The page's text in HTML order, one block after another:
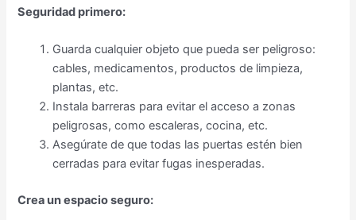
Seguridad primero:
Guarda cualquier objeto que pueda ser peligroso:
cables, medicamentos, productos de limpieza,
plantas, etc.
Instala barreras para evitar el acceso a zonas
peligrosas, como escaleras, cocina, etc.
Asegúrate de que todas las puertas estén bien
cerradas para evitar fugas inesperadas.
Crea un espacio seguro: